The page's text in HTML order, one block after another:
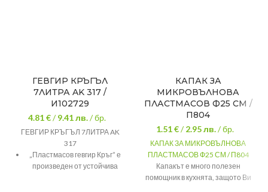
ГЕВГИР КРЪГЪЛ
7ЛИТРА AK 317 /
И102729
4.81 €/9.41лв./ бр.
ГЕВГИР КРЪГЪЛ 7ЛИТРА AK
317
„Пластмасов гевгир Кръг” е
произведен от устойчива
КАПАК ЗА
МИКРОВЪЛНОВА
ПЛАСТМАСОВ Ф25 СМ /
П804
1.51 €/2.95лв./ бр.
КАПАК ЗА МИКРОВЪЛНОВА
ПЛАСТМАСОВ Ф25 СМ / П804
Капакът е много полезен
помощник в кухнята, защото Ви